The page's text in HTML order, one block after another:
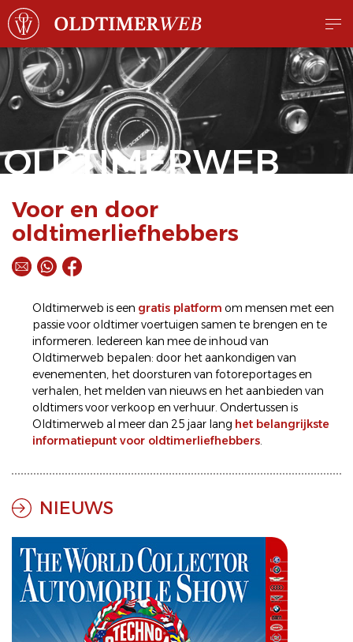
OLDTIMERWEB
Voor en door
oldtimerliefhebbers
Oldtimerweb is een gratis platform om mensen met een
passie voor oldtimer voertuigen samen te brengen en te
informeren. Iedereen kan mee de inhoud van
Oldtimerweb bepalen: door het aankondigen van
evenementen, het doorsturen van fotoreportages en
verhalen, het melden van nieuws en het aanbieden van
oldtimers voorverkoop en verhuur. Ondertussen is
Oldtimerweb al meer dan 25 jaar lang het belangrijkste
informatiepunt voor oldtimerliefhebbers.
NIEUWS